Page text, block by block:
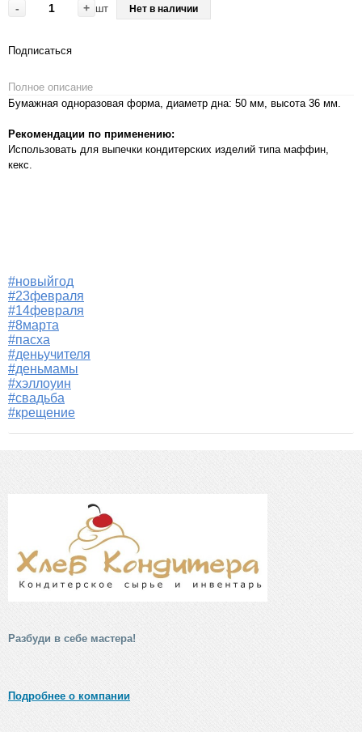
- + шт Нет в наличии
Подписаться
Полное описание
Бумажная одноразовая форма, диаметр дна: 50 мм, высота 36 мм.
Рекомендации по применению:
Использовать для выпечки кондитерских изделий типа маффин,
кекс.
#новыйгод
#23февраля
#14февраля
#8марта
#пасха
#деньучителя
#деньмамы
#хэллоуин
#свадьба
#крещение
Разбуди в себе мастера!
Подробнее о компании